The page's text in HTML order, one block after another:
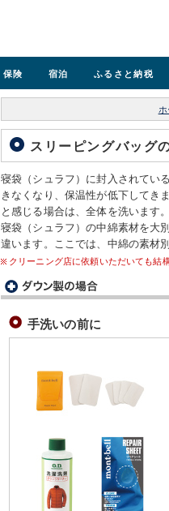
保険 宿泊 ふるさと納税
ホ
スリーピングバッグ
寝袋（シュラフ）に封入されてい
きなくなり、保温性が低下してき
と感じる場合は、全体を洗います。
寝袋（シュラフ）の中綿素材を大
違います。ここでは、中綿の素材
クリーニング店に依頼いただいても結
手洗いの前に